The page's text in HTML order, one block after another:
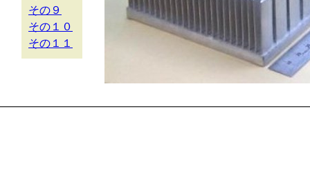
その９
その１０
その１１